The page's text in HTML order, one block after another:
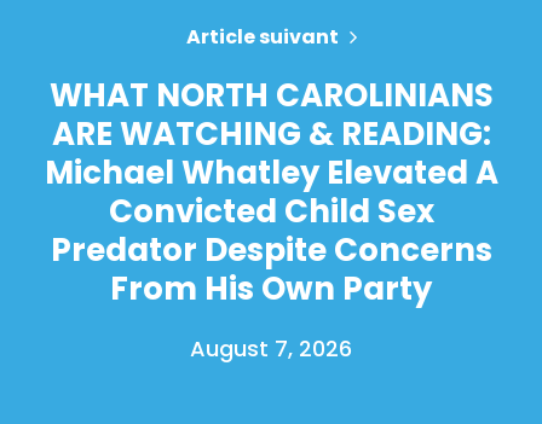
Article suivant
WHAT NORTH CAROLINIANS
ARE WATCHING & READING:
Michael Whatley Elevated A
Convicted Child Sex
Predator Despite Concerns
From His Own Party
August 7, 2026